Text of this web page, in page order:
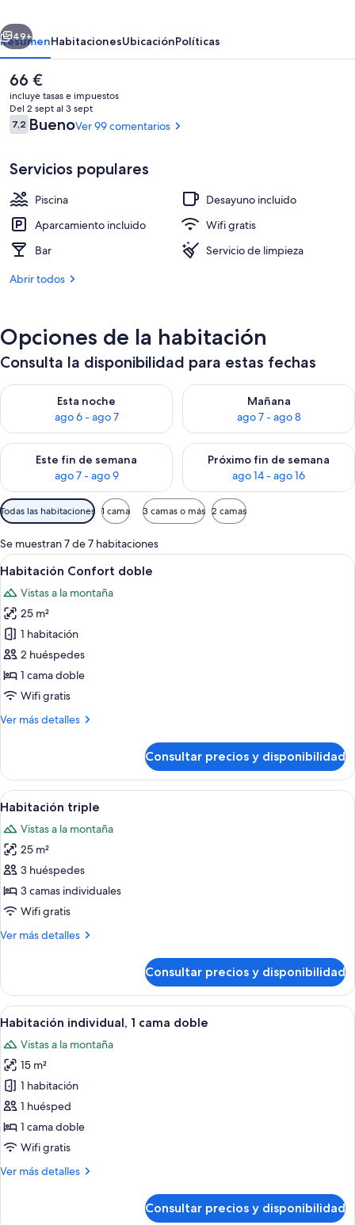
Habitación Confort doble | Vistas
Siguiente
49+
ResumenHabitacionesUbicaciónPolíticas
El
precio
actual
es
de
66 €
incluye tasas e impuestos
Del 2 sept al 3 sept
Comentarios
7,27,2 de 10
BuenoVer 99 comentarios
Servicios populares
Piscina
Desayuno incluido
Aparcamiento incluido
Wifi gratis
Bar
Servicio de limpieza
Abrir todos
Opciones de la habitación
Consulta la disponibilidad para estas fechas
Esta noche
ago 6 - ago 7
Consulta la disponibilidad para esta noche, ago 6 - ago 7
Mañana
ago 7 - ago 8
Consulta la disponibilidad
Este fin de semana
ago 7 - ago 9
Consulta la disponibilidad para este fin de semana, ago 7 -
Próximo fin de semana
ago 14 - ago 16
Consulta la disponibilidad
Filtros
disponibles
para
las
habitaciones
Todas las habitaciones 1 cama 3 camas o más 2 camas
Se muestran 7 de 7 habitaciones
Abrir
todas
las
fotos
de
Habitación
Confort
doble
Un dormitorio con cama de madera,
6
Habitación Confort doble
Vistas a la montaña
25 m²
1 habitación
2 huéspedes
1 cama doble
Wifi gratis
Ver más detalles
Más
Confort
doble
Consultar precios y disponibilidad
Abrir
todas
las
fotos
de
Habitación
triple
Habitación de hotel con dos camas,
4
Habitación triple
Vistas a la montaña
25 m²
3 huéspedes
3 camas individuales
Wifi gratis
Ver más detalles
Más
triple
Consultar precios y disponibilidad
Abrir
todas
las
fotos
de
Habitación
individual,
1
doble
Un dormitorio con cama de madera,
1
Habitación individual, 1 cama doble
Vistas a la montaña
15 m²
1 habitación
1 huésped
1 cama doble
Wifi gratis
Ver más detalles
Más
Consultar precios y disponibilidad